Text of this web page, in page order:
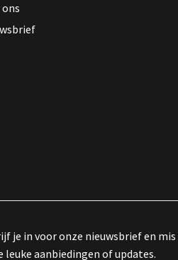
ons
je in voor onze nieuwsbrief en
leuke aanbiedingen of updates.